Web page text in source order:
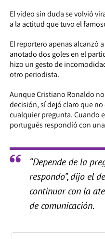
El video sin duda se volvió
a la actitud que tuvo el
El reportero apenas alcanzó
anotado dos goles en el
hizo un gesto de
otro periodista.
Aunque Cristiano Ronaldo
decisión, sí dejó claro que
cualquier pregunta. Cuando
portugués respondió con
“Depende de la
respondo”, dijo el
continuar con la
de comunicación.